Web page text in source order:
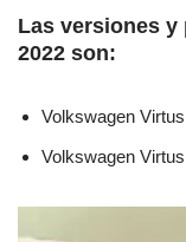
Las versiones y
2022 son:
Volkswagen
Volkswagen